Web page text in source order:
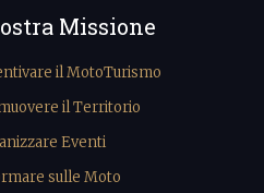
Missione
il MotoTurismo
il Territorio
Eventi
sulle Moto